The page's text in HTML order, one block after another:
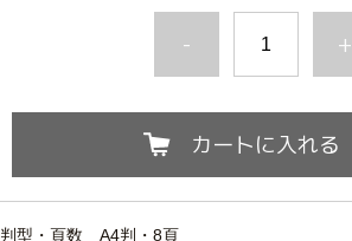
- +
カートに入れる
判型・頁数 A4判・8頁